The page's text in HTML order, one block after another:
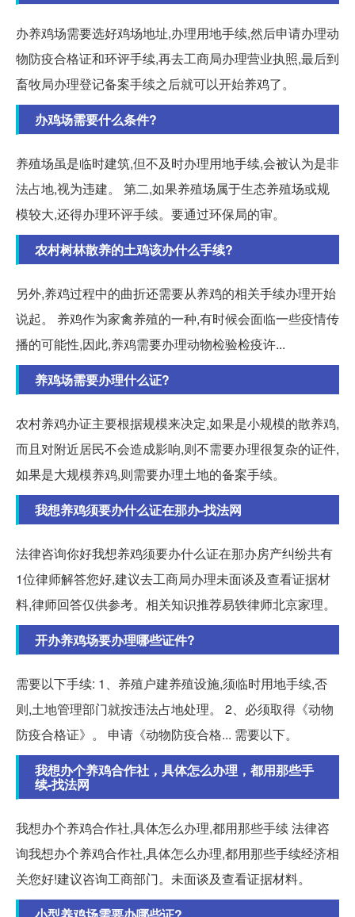
办养鸡场需要选好鸡场地址,办理用地手续,然后申请办理动
物防疫合格证和环评手续,再去工商局办理营业执照,最后到
畜牧局办理登记备案手续之后就可以开始养鸡了。
办鸡场需要什么条件?
养殖场虽是临时建筑,但不及时办理用地手续,会被认为是非
法占地,视为违建。 第二,如果养殖场属于生态养殖场或规
模较大,还得办理环评手续。要通过环保局的审。
农村树林散养的土鸡该办什么手续?
另外,养鸡过程中的曲折还需要从养鸡的相关手续办理开始
说起。 养鸡作为家禽养殖的一种,有时候会面临一些疫情传
播的可能性,因此,养鸡需要办理动物检验检疫许...
养鸡场需要办理什么证?
农村养鸡办证主要根据规模来决定,如果是小规模的散养鸡,
而且对附近居民不会造成影响,则不需要办理很复杂的证件,
如果是大规模养鸡,则需要办理土地的备案手续。
我想养鸡须要办什么证在那办-找法网
法律咨询你好我想养鸡须要办什么证在那办房产纠纷共有
1位律师解答您好,建议去工商局办理未面谈及查看证据材
料,律师回答仅供参考。相关知识推荐易轶律师北京家理。
开办养鸡场要办理哪些证件?
需要以下手续: 1、养殖户建养殖设施,须临时用地手续,否
则,土地管理部门就按违法占地处理。 2、必须取得《动物
防疫合格证》。 申请《动物防疫合格... 需要以下。
我想办个养鸡合作社，具体怎么办理，都用那些手
续-找法网
我想办个养鸡合作社,具体怎么办理,都用那些手续 法律咨
询我想办个养鸡合作社,具体怎么办理,都用那些手续经济相
关您好!建议咨询工商部门。未面谈及查看证据材料。